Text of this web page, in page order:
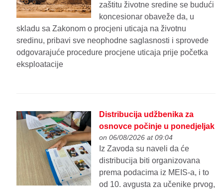
zaštitu životne sredine se budući
koncesionar obaveže da, u
skladu sa Zakonom o procjeni uticaja na životnu
sredinu, pribavi sve neophodne saglasnosti i sprovede
odgovarajuće procedure procjene uticaja prije početka
eksploatacije
Distribucija udžbenika za
osnovce počinje u ponedjeljak
on 06/08/2026 at 09:04
Iz Zavoda su naveli da će
distribucija biti organizovana
prema podacima iz MEIS-a, i to
od 10. avgusta za učenike prvog,